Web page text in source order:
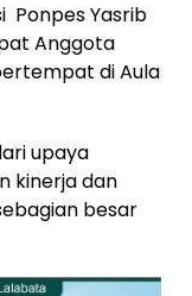
Ponpes Yasrib
Anggota
di Aula
upaya
kinerja dan
besar